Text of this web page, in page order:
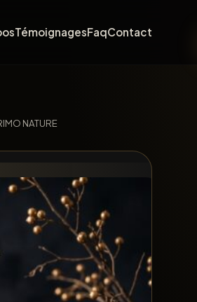
TémoignagesFaqContact
NATURE